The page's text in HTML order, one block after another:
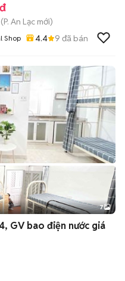
(P. An Lạc mới)
Shop 4.4 9 đã bán
+2
7
GV bao điện nước giá